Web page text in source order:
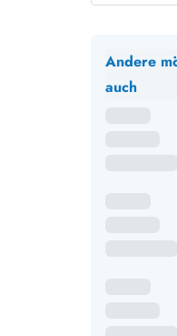
Andere
auch